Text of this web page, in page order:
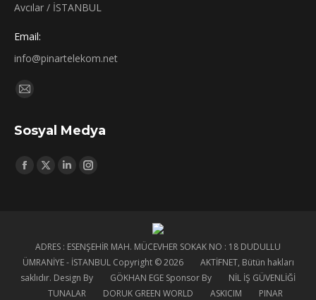
Avcılar / İSTANBUL
Email:
info@pinartelekom.net
Find us on:
Mail
opens
new
Sosyal Medya
Find us on:
Facebook
new
window
X
new
window
Linkedin
new
window
Instagram
new
window
ADRES : ESENŞEHİR MAH. MÜCEVHER SOKAK NO : 18 DUDULLU
ÜMRANİYE - İSTANBUL Copyright © 2026
AKTİFNET, Bütün hakları
saklıdır. Design By
GÖKHAN EGE Sponsor By
NİL İŞ GÜVENLİĞİ
TUNALAR
DORUK GREEN WORLD ASKICIM
PINAR